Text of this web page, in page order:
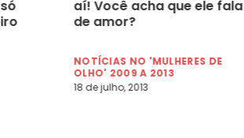
aí! Você acha que ele fala
de amor?
NOTÍCIAS NO 'MULHERES DE
OLHO' 2009 A 2013
18 de julho, 2013